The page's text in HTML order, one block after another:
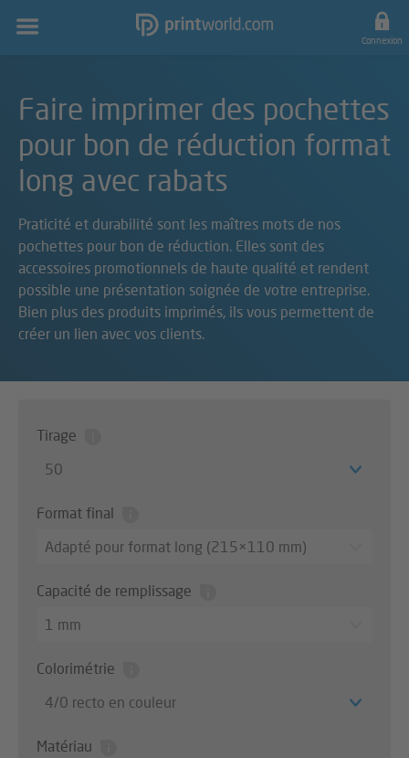
Navigation
principale Connexion
Faire imprimer des pochettes
pour bon de réduction format
long avec rabats
Praticité et durabilité sont les maîtres mots de nos
pochettes pour bon de réduction. Elles sont des
accessoires promotionnels de haute qualité et rendent
possible une présentation soignée de votre entreprise.
Bien plus des produits imprimés, ils vous permettent de
créer un lien avec vos clients.
Tirage
50
Format final
Adapté pour format long (215×110 mm)
Capacité de remplissage
1 mm
Colorimétrie
4/0 recto en couleur
Matériau